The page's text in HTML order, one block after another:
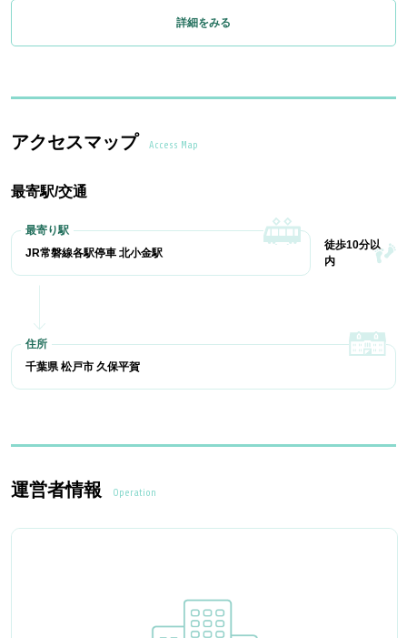
詳細をみる
アクセスマップ Access Map
最寄駅/交通
JR常磐線各駅停車 北小金駅
徒歩10分以
内
千葉県 松戸市 久保平賀
運営者情報 Operation